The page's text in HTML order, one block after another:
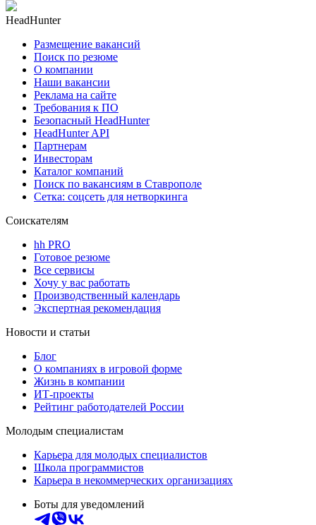
HeadHunter
Размещение вакансий
Поиск по резюме
О компании
Наши вакансии
Реклама на сайте
Требования к ПО
Безопасный HeadHunter
HeadHunter API
Партнерам
Инвесторам
Каталог компаний
Поиск по вакансиям в Ставрополе
Сетка: соцсеть для нетворкинга
Соискателям
hh PRO
Готовое резюме
Все сервисы
Хочу у вас работать
Производственный календарь
Экспертная рекомендация
Новости и статьи
Блог
О компаниях в игровой форме
Жизнь в компании
ИТ-проекты
Рейтинг работодателей России
Молодым специалистам
Карьера для молодых специалистов
Школа программистов
Карьера в некоммерческих организациях
Боты для уведомлений